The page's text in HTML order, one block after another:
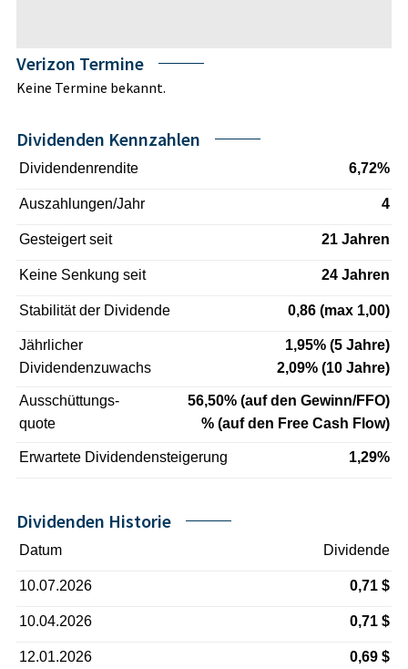
Verizon Termine
Keine Termine bekannt.
Dividenden Kennzahlen
Dividendenrendite 6,72%
Auszahlungen/Jahr 4
Gesteigert seit 21 Jahren
Keine Senkung seit 24 Jahren
Stabilität der Dividende 0,86 (max 1,00)
Jährlicher
1,95% (5 Jahre)
Dividendenzuwachs
2,09% (10 Jahre)
Ausschüttungs-
56,50% (auf den Gewinn/FFO)
quote
% (auf den Free Cash Flow)
Erwartete Dividendensteigerung 1,29%
Dividenden Historie
Datum Dividende
10.07.2026 0,71 $
10.04.2026 0,71 $
12.01.2026 0,69 $